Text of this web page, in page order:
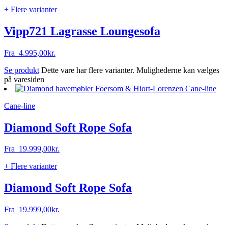
+ Flere varianter
Vipp721 Lagrasse Loungesofa
Fra 4.995,00kr.
Se produkt Dette vare har flere varianter. Mulighederne kan vælges
på varesiden
Cane-line
Diamond Soft Rope Sofa
Fra 19.999,00kr.
+ Flere varianter
Diamond Soft Rope Sofa
Fra 19.999,00kr.